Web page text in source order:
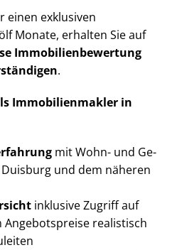
einen exklusiven
Monate, erhalten Sie auf
Im­mo­bi­li­en­be­wer­tung
.
Im­mo­bi­li­en­mak­ler in
mit Wohn- und Ge­
und dem näheren
inklusive Zugriff auf
Angebotspreise realistisch